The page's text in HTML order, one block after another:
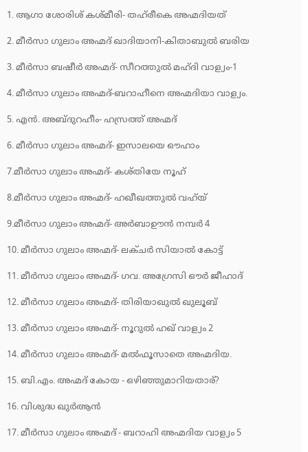
1. ആഗാ ശോരിശ് കശ്മീരി- തഹ്‌രീകെ അഹ്മദിയത്
2. മീര്‍സാ ഗുലാം അഹ്മദ് ഖാദിയാനി-കിതാബുല്‍ ബരിയ
3. മീര്‍സാ ബഷീര്‍ അഹ്മദ്- സീറത്തുല്‍ മഹ്ദി വാള്യം-1
4. മീര്‍സാ ഗുലാം അഹ്മദ്-ബറാഹീനെ അഹ്മദിയാ വാള്യം.
5. എന്‍. അബ്ദുറഹീം- ഹസ്രത്ത് അഹ്മദ്
6. മീര്‍സാ ഗുലാം അഹ്മദ്- ഇസാലയെ ഔഹാം
7.മീര്‍സാ ഗുലാം അഹ്മദ്- കശ്തിയേ നൂഹ്
8.മീര്‍സാ ഗുലാം അഹ്മദ്- ഹഖീഖത്തുല്‍ വഹ്‌യ്
9.മീര്‍സാ ഗുലാം അഹ്മദ്- അര്‍ബാഊന്‍ നമ്പര്‍ 4
10. മീര്‍സാ ഗുലാം അഹ്മദ്- ലക്ചര്‍ സിയാല്‍ കോട്ട്
11. മീര്‍സാ ഗുലാം അഹ്മദ്- ഗവ. അഗ്രേസി ഔര്‍ ജീഹാദ്
12. മീര്‍സാ ഗുലാം അഹ്മദ്- തിരിയാഖുല്‍ ഖുലൂബ്
13. മീര്‍സാ ഗുലാം അഹ്മദ്- നൂറുല്‍ ഹഖ് വാള്യം 2
14. മീര്‍സാ ഗുലാം അഹ്മദ്- മല്‍ഫൂസാതെ അഹ്മദിയ.
15. ബി.എം. അഹ്മദ് കോയ - ഒഴിഞ്ഞുമാറിയതാര്?
16. വിശുദ്ധ ഖുര്‍ആന്‍
17. മീര്‍സാ ഗുലാം അഹ്മദ് - ബറാഹി അഹ്മദിയ വാള്യം 5